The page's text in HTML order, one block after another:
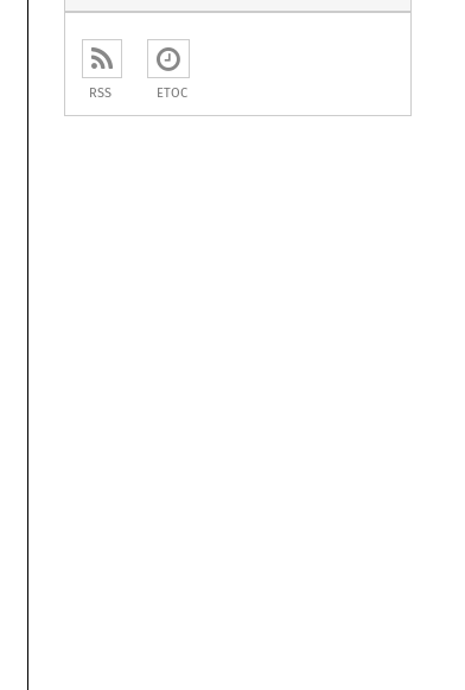
RSS ETOC